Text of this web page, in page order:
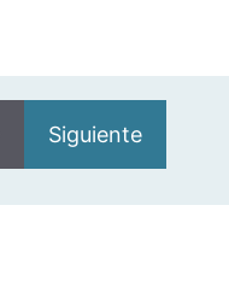
Siguiente